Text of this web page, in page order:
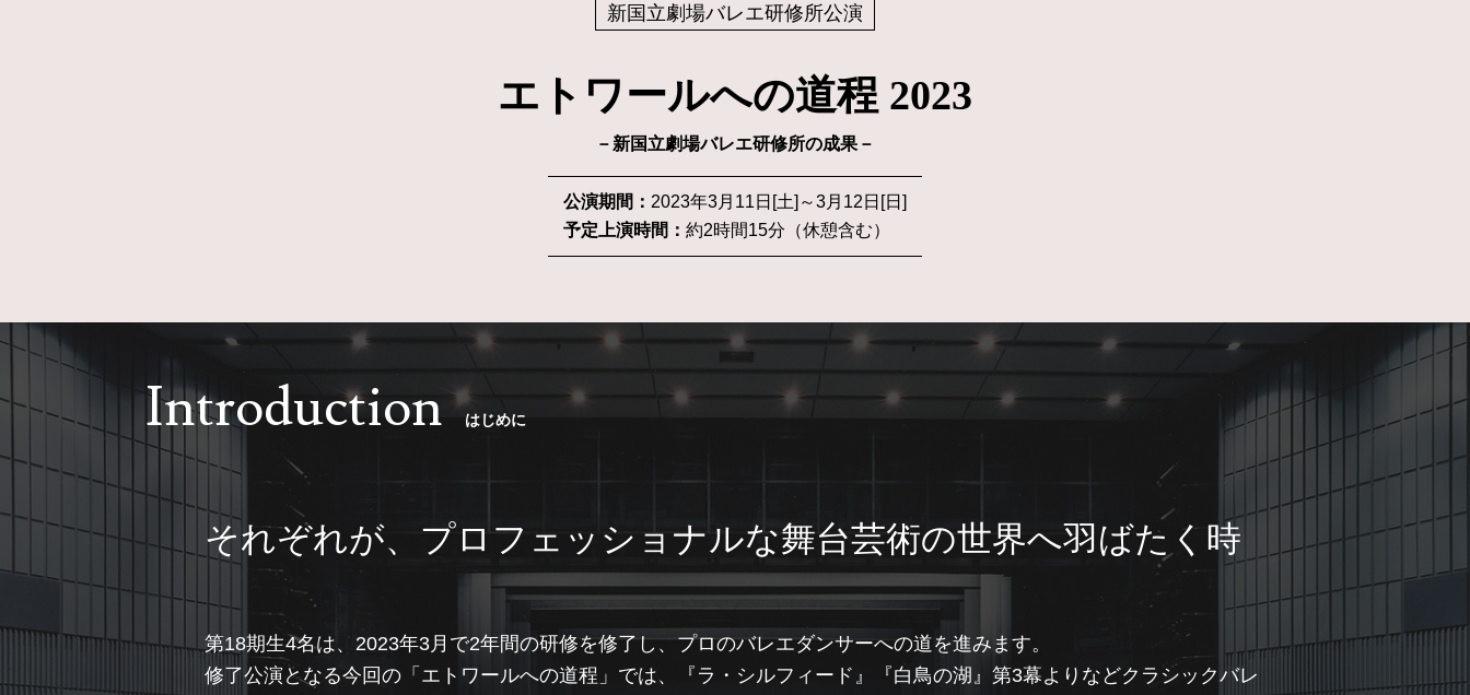
新国立劇場バレエ研修所公演
エトワールへの道程 2023
－新国立劇場バレエ研修所の成果－
公演期間： 2023年3月11日[土]～3月12日[日]
予定上演時間： 約2時間15分（休憩含む）
Introduction はじめに
それぞれが、プロフェッショナルな舞台芸術の世界へ羽ばたく時
第18期生4名は、2023年3月で2年間の研修を修了し、プロのバレエダンサーへの道を進みます。
修了公演となる今回の「エトワールへの道程」では、『ラ・シルフィード』『白鳥の湖』第3幕よりなどクラシックバレ